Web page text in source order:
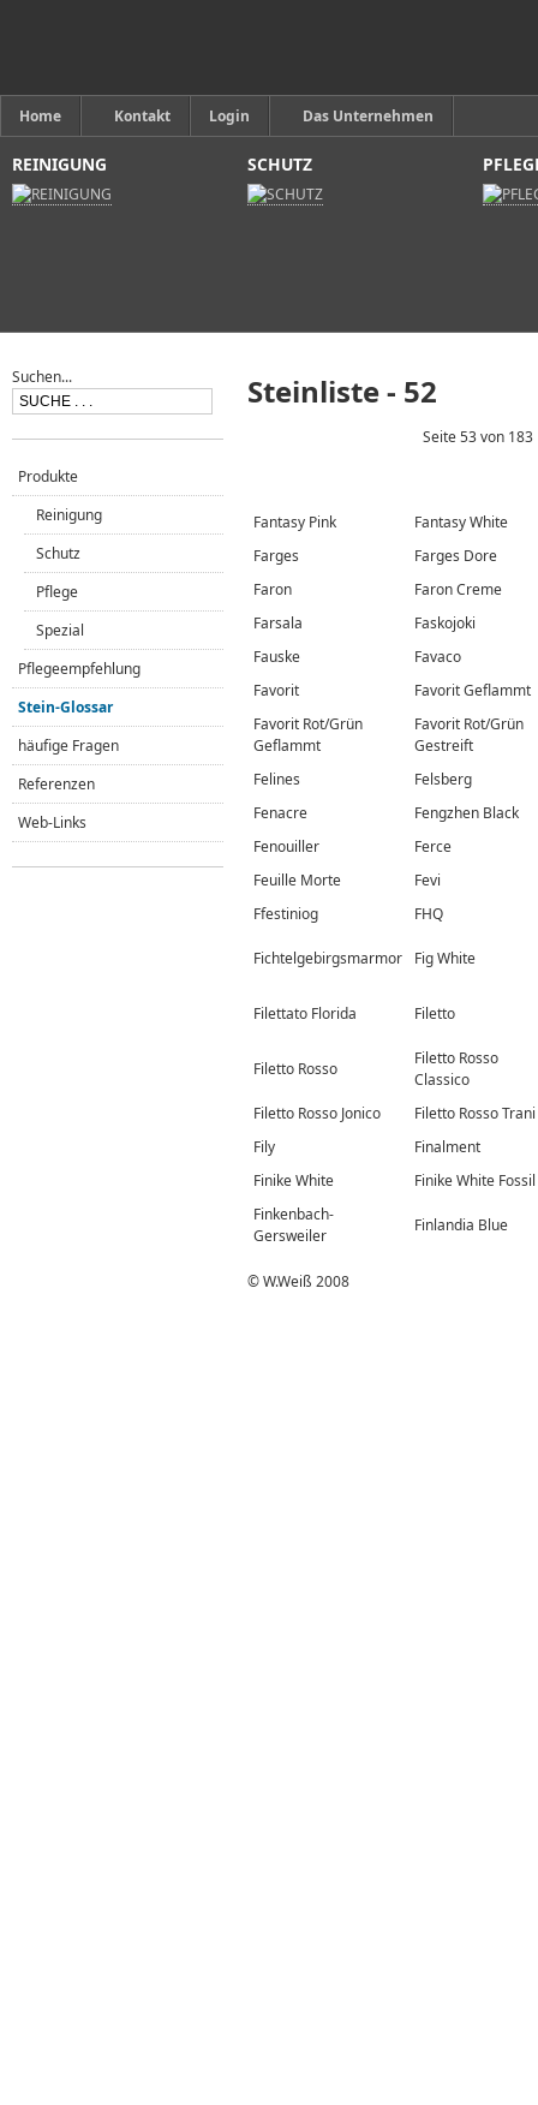
Home Kontakt Login Das Unternehmen
REINIGUNG SCHUTZ
Steinliste - 52
Seite 53 von 183
Fantasy Pink
Fantasy White
Farges
Farges Dore
Faron
Faron Creme
Farsala
Faskojoki
Fauske
Favaco
Favorit
Favorit Geflammt
Favorit Rot/Grün
Geflammt
Favorit Rot/Grün
Gestreift
Felines
Felsberg
Fenacre
Fengzhen Black
Fenouiller
Ferce
Feuille Morte
Fevi
Ffestiniog
FHQ
Fichtelgebirgsmarmor Fig White
Filettato Florida Filetto
Filetto Rosso
Filetto Rosso
Classico
Filetto Rosso Jonico
Filetto Rosso Trani
Fily
Finalment
Finike White
Finike White Fossil
Finkenbach-
Gersweiler
Finlandia Blue
© W.Weiß 2008
Suchen...
Produkte
Reinigung
Schutz
Pflege
Spezial
Pflegeempfehlung
Stein-Glossar
häufige Fragen
Referenzen
Web-Links